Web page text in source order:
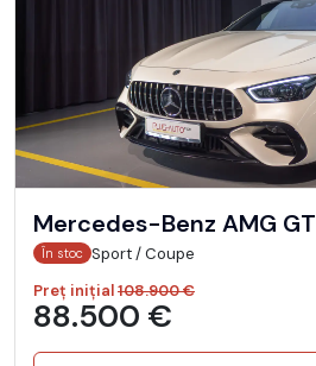
Mercedes-Benz AMG
În stoc Sport / Coupe
Preț inițial108.900 €
88.500 €